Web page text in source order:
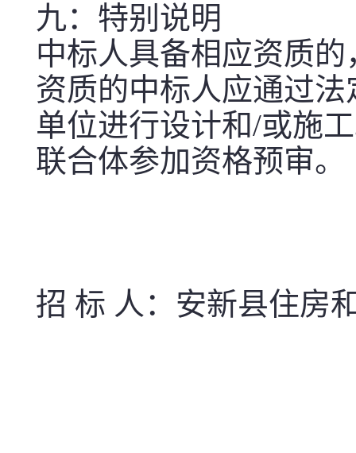
九：特别说明
中标人具备相应资质
资质的中标人应通过
单位进行设计和/或施
联合体参加资格预审。
招 标 人：安新县住房